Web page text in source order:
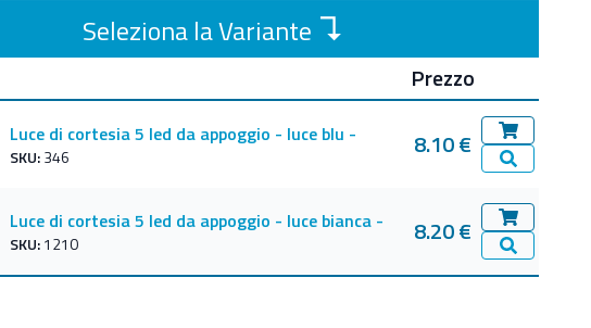
Seleziona la Variante ↴
Prezzo
Luce di cortesia 5 led da appoggio - luce blu -
SKU:346 8.10 €
Aggiungi
Vedi
Luce di cortesia 5 led da appoggio - luce bianca -
SKU:1210 8.20 €
Aggiungi
Vedi